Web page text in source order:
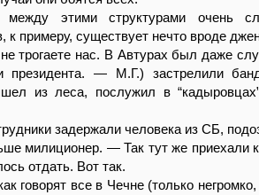
между этими структурами очень
к примеру, существует нечто вроде
трогаете нас. В Автурах был даже
президента. — М.Г.) застрелили
из леса, послужил в
задержали человека из СБ,
милиционер. — Так тут же приехали
отдать. Вот так.
говорят все в Чечне (только